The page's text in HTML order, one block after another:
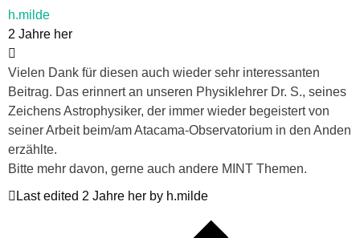
h.milde
2 Jahre her
Vielen Dank für diesen auch wieder sehr interessanten
Beitrag. Das erinnert an unseren Physiklehrer Dr. S., seines
Zeichens Astrophysiker, der immer wieder begeistert von
seiner Arbeit beim/am Atacama-Observatorium in den Anden
erzählte.
Bitte mehr davon, gerne auch andere MINT Themen.
Last edited 2 Jahre her by h.milde